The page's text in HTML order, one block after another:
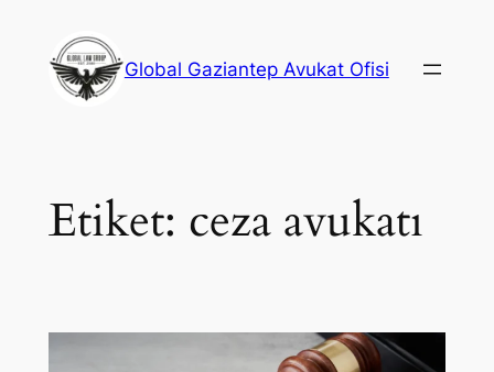
Global Gaziantep Avukat Ofisi
Etiket: ceza avukatı